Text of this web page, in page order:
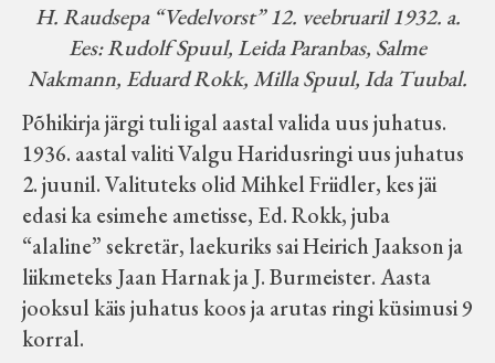
H. Raudsepa “Vedelvorst” 12. veebruaril 1932. a.
Ees: Rudolf Spuul, Leida Paranbas, Salme
Nakmann, Eduard Rokk, Milla Spuul, Ida Tuubal.
Põhikirja järgi tuli igal aastal valida uus juhatus.
1936. aastal valiti Valgu Haridusringi uus juhatus
2. juunil. Valituteks olid Mihkel Friidler, kes jäi
edasi ka esimehe ametisse, Ed. Rokk, juba
“alaline” sekretär, laekuriks sai Heirich Jaakson ja
liikmeteks Jaan Harnak ja J. Burmeister. Aasta
jooksul käis juhatus koos ja arutas ringi küsimusi 9
korral.